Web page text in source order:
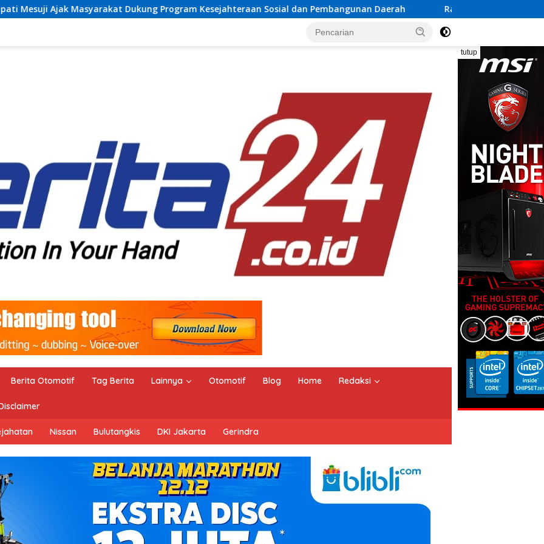
Dukung Program Kesejahteraan Sosial dan Pembangunan Daerah Rayakan Semangat Kemerdekaan Bersama
tutup
Berita Otomotif Tag Berita Lainnya Otomotif Blog Home Redaksi
Nissan Bulutangkis DKI Jakarta Gerindra